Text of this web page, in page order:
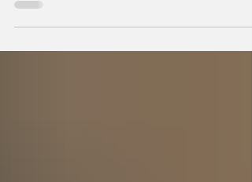
Durante milenios sabios y científicos
vislumbraron que el Universo —con todo